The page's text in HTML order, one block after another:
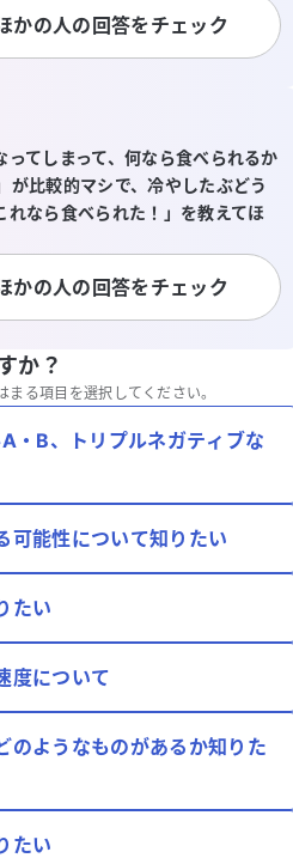
かの人の回答をチェック
てしまって、何なら食べられるか
が比較的マシで、冷やしたぶどう
れなら食べられた！」を教えてほ
かの人の回答をチェック
か？
る項目を選択してください。
・B、トリプルネガティブな
可能性について知りたい
たい
度について
のようなものがあるか知りた
たい